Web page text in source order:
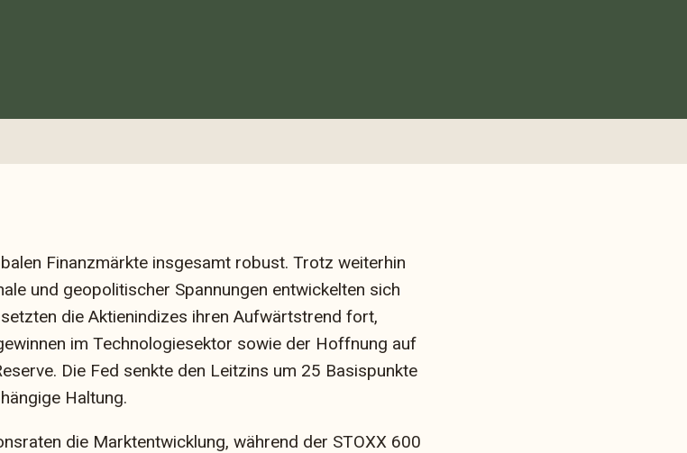
Finanzmärkte insgesamt robust. Trotz weiterhin
und geopolitischer Spannungen entwickelten sich
die Aktienindizes ihren Aufwärtstrend fort,
im Technologiesektor sowie der Hoffnung auf
Die Fed senkte den Leitzins um 25 Basispunkte
Haltung.
die Marktentwicklung, während der STOXX 600